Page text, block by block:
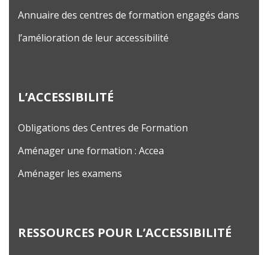
Annuaire des centres de formation engagés dans
l’amélioration de leur accessibilité
L’ACCESSIBILITÉ
Obligations des Centres de Formation
Aménager une formation : Accea
Aménager les examens
RESSOURCES POUR L’ACCESSIBILITÉ